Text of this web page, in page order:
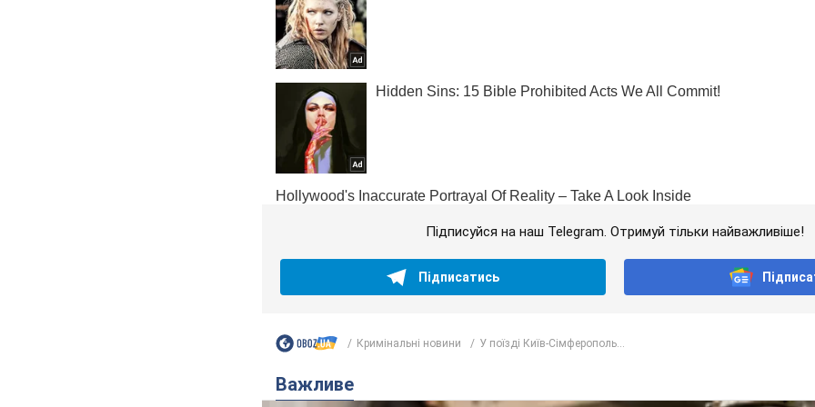
Підписуйся на наш Telegram. Отримуй тільки найважливіше!
Підписатись
Кримінальні новини У поїзді Київ-Сімферополь...
Важливе